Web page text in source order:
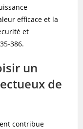
efficace et la
et
386.
un
de
contribue